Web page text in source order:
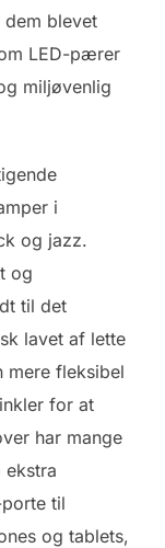
dem blevet
LED-pærer
miljøvenlig
i
og jazz.
og
til det
lavet af lette
mere fleksibel
for at
har mange
ekstra
til
og tablets,